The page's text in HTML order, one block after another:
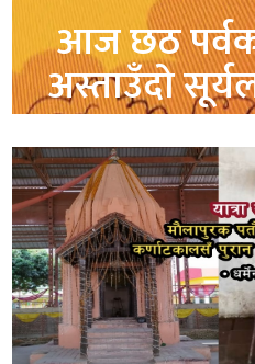
आज छठ
अस्ताउँदो